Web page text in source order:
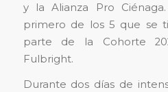
y la Alianza Pro
primero de los 5 que se
parte de la Cohorte
Fulbright.
Durante dos días de